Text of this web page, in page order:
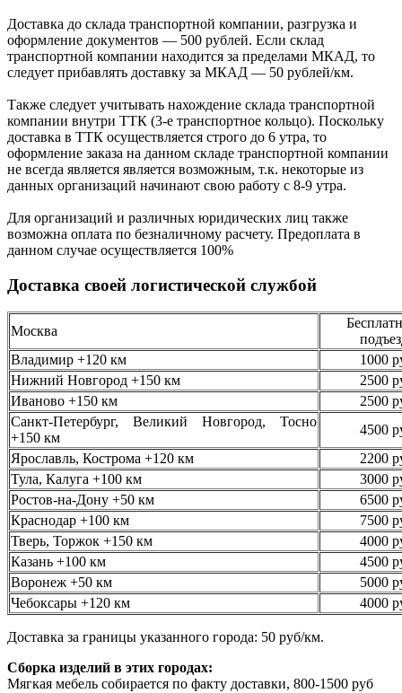
Доставка до склада транспортной компании, разгрузка и
оформление документов — 500 рублей. Если склад
транспортной компании находится за пределами МКАД, то
следует прибавлять доставку за МКАД — 50 рублей/км.
Также следует учитывать нахождение склада транспортной
компании внутри ТТК (3-е транспортное кольцо). Поскольку
доставка в ТТК осуществляется строго до 6 утра, то
оформление заказа на данном складе транспортной компании
не всегда является является возможным, т.к. некоторые из
данных организаций начинают свою работу с 8-9 утра.
Для организаций и различных юридических лиц также
возможна оплата по безналичному расчету. Предоплата в
данном случае осуществляется 100%
Доставка своей логистической службой
Москва
Владимир +120 км
1000
Нижний Новгород +150 км
2500
Иваново +150 км
2500
Санкт-Петербург, Великий Новгород, Тосно
+150 км
4500
Ярославль, Кострома +120 км
2200
Тула, Калуга +100 км
3000
Ростов-на-Дону +50 км
6500
Краснодар +100 км
7500
Тверь, Торжок +150 км
4000
Казань +100 км
4500
Воронеж +50 км
5000
Чебоксары +120 км
4000
Доставка за границы указанного города: 50 руб/км.
Сборка изделий в этих городах:
Мягкая мебель собирается по факту доставки, 800-1500 руб